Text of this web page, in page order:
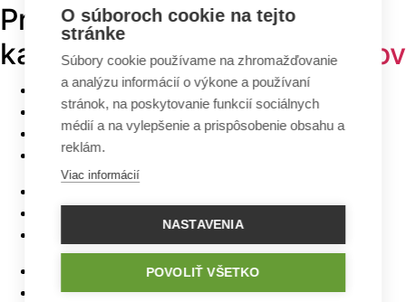
Prehľadávajte vTOP
kategóriách -projekty domov
Bungalovy
Poschodové domy
Malé domy
Domy na úzky pozemok
Bungalovy s rovnou strechou
Bungalovy s garážou
Bungalovy s terasou
O súboroch cookie na tejto
stránke
Súbory cookie používame na zhromažďovanie
a analýzu informácií o výkone a používaní
stránok, na poskytovanie funkcií sociálnych
médií a na vylepšenie a prispôsobenie obsahu a
reklám.
Viac informácií
NASTAVENIA
POVOLIŤ VŠETKO